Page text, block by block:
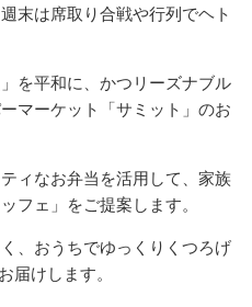
末は席取り合戦や行列でヘト
を平和に、かつリーズナブル
マーケット「サミット」のお
ィなお弁当を活用して、家族
フェ」をご提案します。
、おうちでゆっくりくつろげ
届けします。